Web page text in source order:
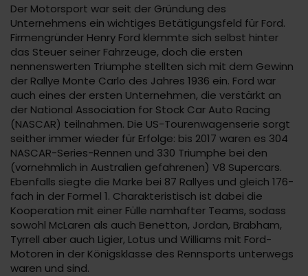
Der Motorsport war seit der Gründung des
Unternehmens ein wichtiges Betätigungsfeld für Ford.
Firmengründer Henry Ford klemmte sich selbst hinter
das Steuer seiner Fahrzeuge, doch die ersten
nennenswerten Triumphe stellten sich mit dem Gewinn
der Rallye Monte Carlo des Jahres 1936 ein. Ford war
auch eines der ersten Unternehmen, die verstärkt an
der National Association for Stock Car Auto Racing
(NASCAR) teilnahmen. Die US-Tourenwagenserie sorgt
seither immer wieder für Erfolge: bis 2017 waren es 304
NASCAR-Series-Rennen und 330 Triumphe bei den
(vornehmlich in Australien gefahrenen) V8 Supercars.
Ebenfalls siegte die Marke bei 87 Rallyes und gleich 176-
fach in der Formel 1. Charakteristisch ist dabei die
Kooperation mit einer Fülle namhafter Teams, sodass
sowohl McLaren als auch Benetton, Jordan, Brabham,
Tyrrell aber auch Ligier, Lotus und Williams mit Ford-
Motoren in der Königsklasse des Rennsports unterwegs
waren und sind.